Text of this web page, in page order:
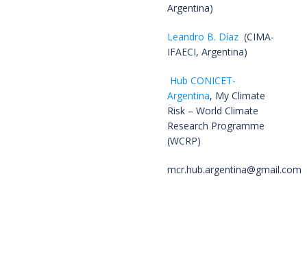
Argentina)
Leandro B. Díaz (CIMA-
IFAECI, Argentina)
Hub CONICET-
Argentina, My Climate
Risk – World Climate
Research Programme
(WCRP)
mcr.hub.argentina@gmail.com